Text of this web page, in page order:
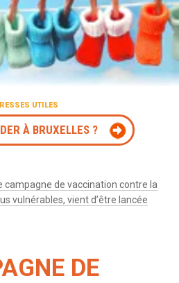
UTILES
À BRUXELLES ?
campagne de vaccination contre la
vulnérables, vient d’être lancée
DE